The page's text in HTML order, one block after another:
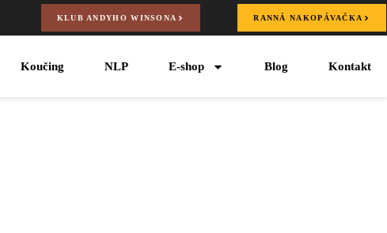
KLUB ANDYHO WINSONA RANNÁ NAKOPÁVAČKA
Koučing NLP E-shop Blog Kontakt